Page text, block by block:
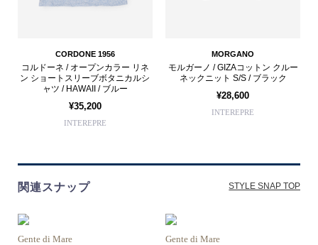
CORDONE 1956
コルドーネ / オープンカラー リネ
ン ショートスリーブボタニカルシ
ャツ / HAWAII / ブルー
¥35,200
INTEREPRE
MORGANO
モルガーノ / GIZAコットン クルー
ネックニット S/S / ブラック
¥28,600
INTEREPRE
関連スナップ STYLE SNAP TOP
Gente di Mare Gente di Mare